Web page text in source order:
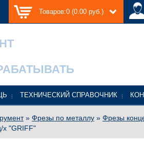
Товаров:0 (0.00 руб.)
ТЕХНИЧЕСКИЙ СПРАВОЧНИК
» Фрезы по металлу » Фрезы
"GRIFF"